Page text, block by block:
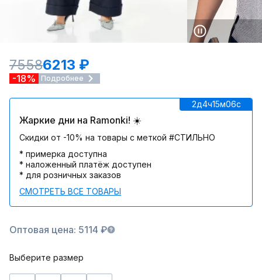
75586213 ₽
-18% Подробнее
2д4ч15м06c
Жаркие дни на Ramonki! ☀️
Скидки от -10% на товары с меткой #СТИЛЬНО
* примерка доступна
* наложенный платёж доступен
* для розничных заказов
СМОТРЕТЬ ВСЕ ТОВАРЫ
Оптовая цена: 5114 ₽
Выберите размер